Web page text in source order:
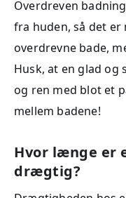
Overdreven
fra huden, så det
overdrevne bade,
Husk, at en glad og
og ren med blot et
mellem badene!
Hvor længe er
drægtig?